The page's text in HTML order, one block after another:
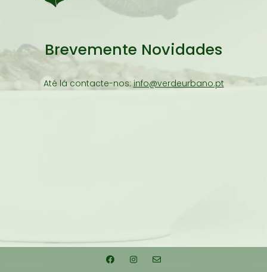
Brevemente Novidades
Até lá contacte-nos:info@verdeurbano.pt